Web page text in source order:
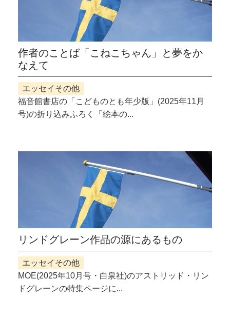
作者のことば「こねこちゃん」と夢をか
なえて
エッセイその他
福音館書店の「こどものとも年少版」(2025年11月
号)の折り込みふろく「絵本の...
リンドグレーン作品の源にあるもの
エッセイその他
MOE(2025年10月号・白泉社)のアストリッド・リン
ドグレーンの特集ページに...